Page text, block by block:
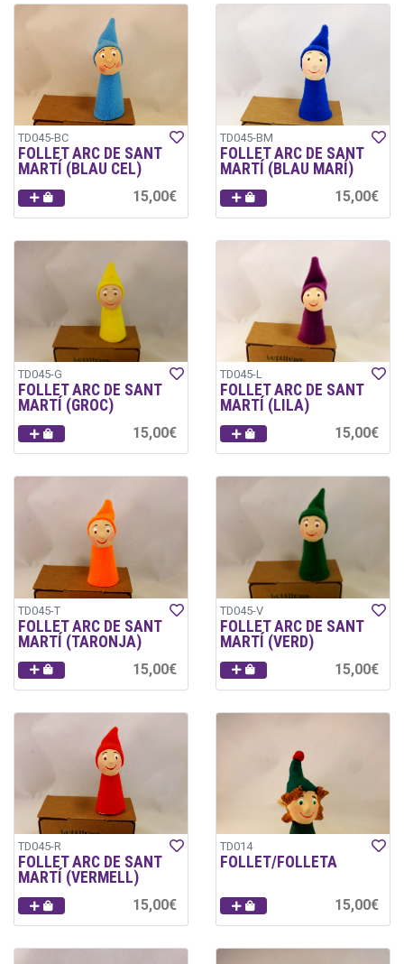
TD045-BC
FOLLET ARC DE SANT
MARTÍ (BLAU CEL)
15,00€
TD045-BM
FOLLET ARC DE SANT
MARTÍ (BLAU MARÍ)
15,00€
TD045-G
FOLLET ARC DE SANT
MARTÍ (GROC)
15,00€
TD045-L
FOLLET ARC DE SANT
MARTÍ (LILA)
15,00€
TD045-T
FOLLET ARC DE SANT
MARTÍ (TARONJA)
15,00€
TD045-V
FOLLET ARC DE SANT
MARTÍ (VERD)
15,00€
TD045-R
FOLLET ARC DE SANT
MARTÍ (VERMELL)
15,00€
TD014
FOLLET/FOLLETA
15,00€